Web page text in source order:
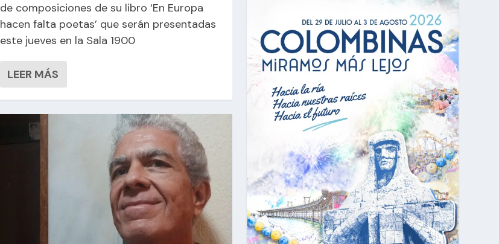
de composiciones de su libro ‘En Europa
hacen falta poetas’ que serán presentadas
este jueves en la Sala 1900
LEER MÁS